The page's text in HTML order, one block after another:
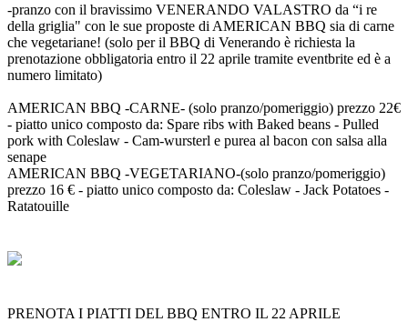
-pranzo con il bravissimo VENERANDO VALASTRO da “i re
della griglia" con le sue proposte di AMERICAN BBQ sia di carne
che vegetariane! (solo per il BBQ di Venerando è richiesta la
prenotazione obbligatoria entro il 22 aprile tramite eventbrite ed è a
numero limitato)
AMERICAN BBQ -CARNE- (solo pranzo/pomeriggio) prezzo 22€
- piatto unico composto da: Spare ribs with Baked beans - Pulled
pork with Coleslaw - Cam-wursterl e purea al bacon con salsa alla
senape
AMERICAN BBQ -VEGETARIANO-(solo pranzo/pomeriggio)
prezzo 16 € - piatto unico composto da: Coleslaw - Jack Potatoes -
Ratatouille
PRENOTA I PIATTI DEL BBQ ENTRO IL 22 APRILE